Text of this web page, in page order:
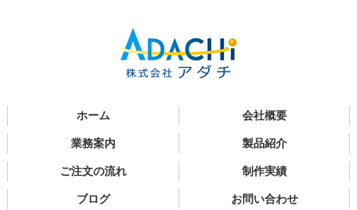
ホーム 会社概要
業務案内 製品紹介
ご注文の流れ 制作実績
ブログ お問い合わせ